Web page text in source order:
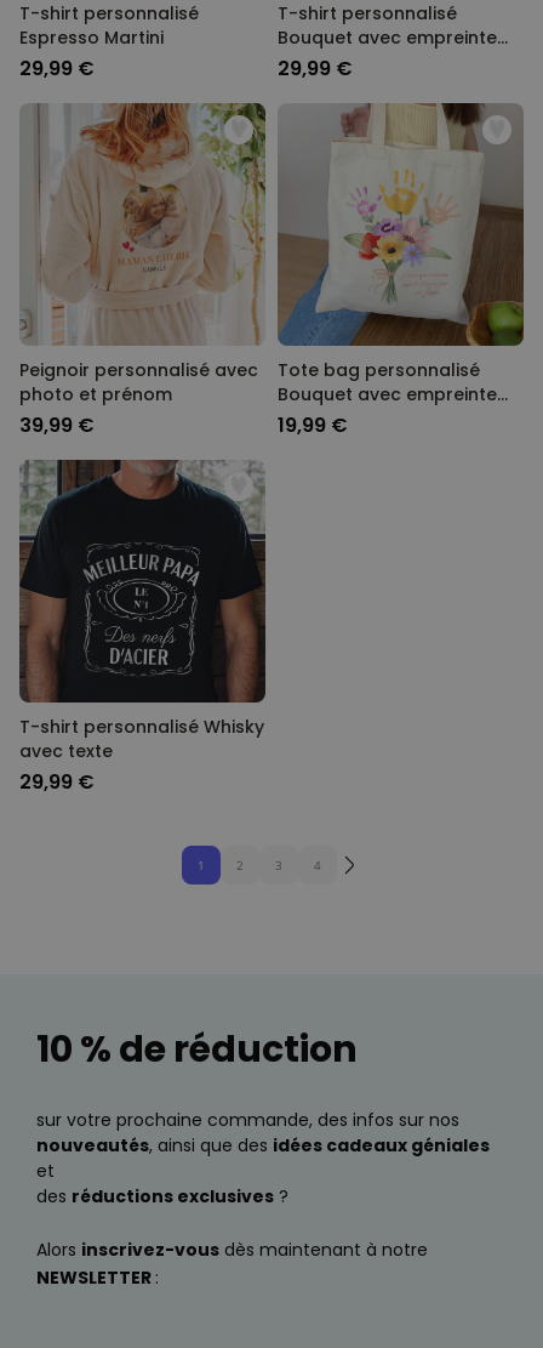
T-shirt personnalisé
Espresso Martini
29,99 €
T-shirt personnalisé
Bouquet avec empreinte
de main
29,99 €
Peignoir personnalisé avec
photo et prénom
39,99 €
Tote bag personnalisé
Bouquet avec empreinte
de main
19,99 €
T-shirt personnalisé Whisky
avec texte
29,99 €
1 2 3 4
10 % de réduction
sur votre prochaine commande, des infos sur nos
nouveautés, ainsi que des idées cadeaux géniales
et
des réductions exclusives ?
Alors inscrivez-vous dès maintenant à notre
NEWSLETTER :